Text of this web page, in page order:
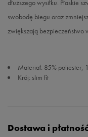
dłuższego wysiłku. Płaskie
swobodę biegu oraz
zwiększają bezpieczeństwo
Materiał: 85% poliester,
Krój: slim fit
Dostawa i płatność